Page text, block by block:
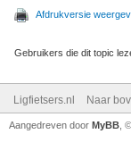
Afdrukversie
Gebruikers die dit topic
Ligfietsers.nl Naar
Aangedreven door MyBB ,